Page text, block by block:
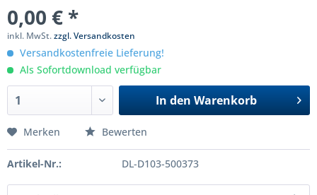
0,00 € *
inkl. MwSt.zzgl. Versandkosten
Versandkostenfreie Lieferung!
Als Sofortdownload verfügbar
In den Warenkorb
Merken Bewerten
Artikel-Nr.: DL-D103-500373